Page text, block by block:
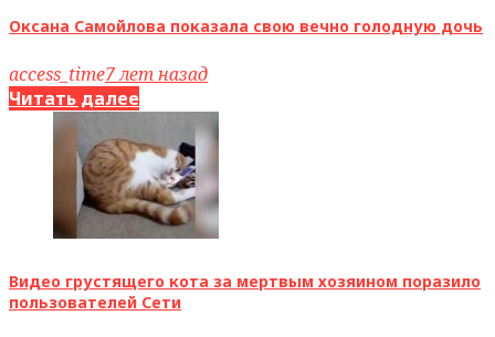
Оксана Самойлова показала свою вечно голодную дочь
access_time7 лет назад
Читать далее
Видео грустящего кота за мертвым хозяином поразило
пользователей Сети